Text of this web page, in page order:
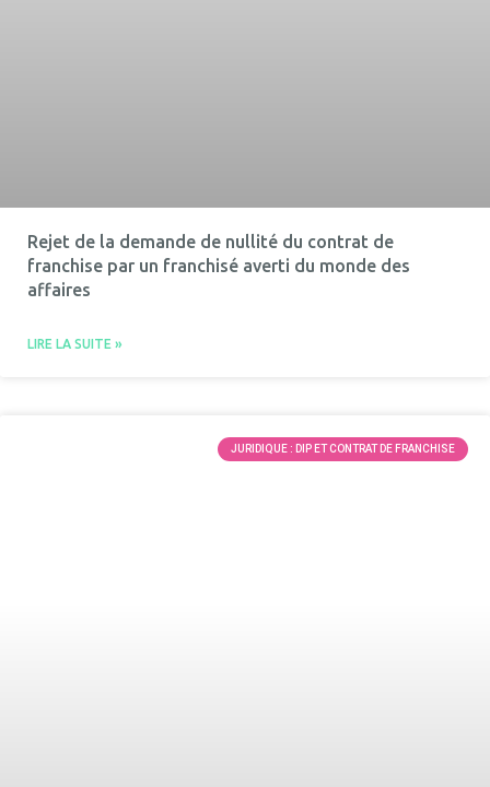
Rejet de la demande de nullité du contrat de
franchise par un franchisé averti du monde des
affaires
LIRE LA SUITE »
JURIDIQUE : DIP ET CONTRAT DE FRANCHISE